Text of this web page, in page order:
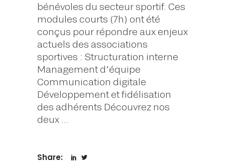
bénévoles du secteur sportif. Ces
modules courts (7h) ont été
conçus pour répondre aux enjeux
actuels des associations
sportives : Structuration interne
Management d’équipe
Communication digitale
Développement et fidélisation
des adhérents Découvrez nos
deux
Share: